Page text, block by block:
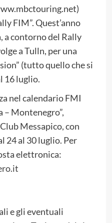
FIM”. Quest’anno
a contorno del Rally
a Tulln, per una
(tutto quello che si
16 luglio.
nel calendario FMI
– Montenegro”,
Messapico, con
24 al 30 luglio. Per
elettronica:
e gli eventuali